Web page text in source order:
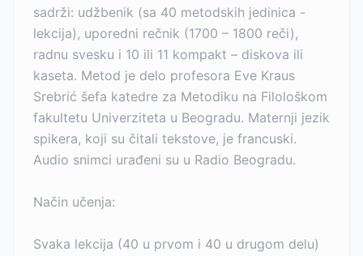
sadrži: udžbenik (sa 40 metodskih jedinica -
lekcija), uporedni rečnik (1700 – 1800 reči),
radnu svesku i 10 ili 11 kompakt – diskova ili
kaseta. Metod je delo profesora Eve Kraus
Srebrić šefa katedre za Metodiku na Filološkom
fakultetu Univerziteta u Beogradu. Maternji jezik
spikera, koji su čitali tekstove, je francuski.
Audio snimci urađeni su u Radio Beogradu.
Način učenja:
Svaka lekcija (40 u prvom i 40 u drugom delu)